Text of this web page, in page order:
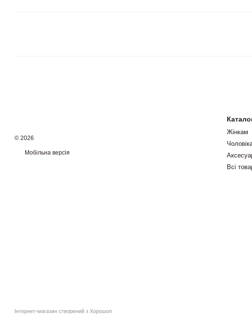
© 2026
Мобільна версія
Інтернет-магазин створений з Хорошоп
Жінкам
Всі